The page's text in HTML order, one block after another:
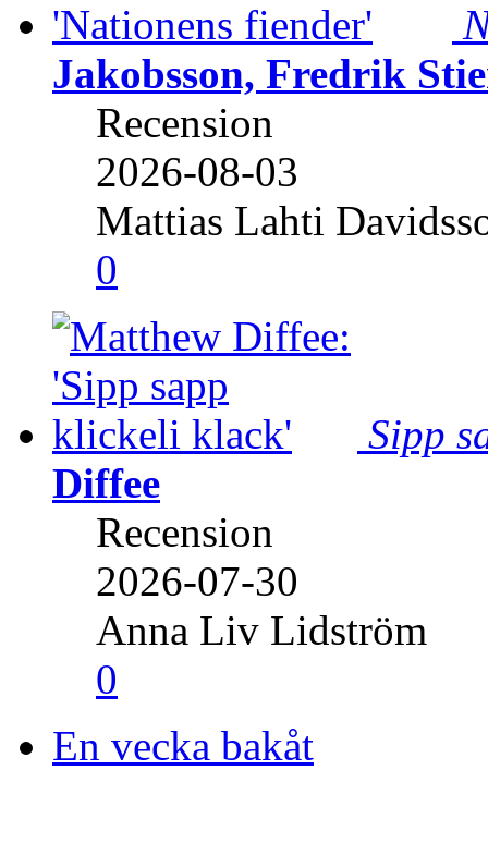
Jakobsson, Fredrik
Recension
2026-08-03
Mattias Lahti
0
Sipp
Diffee
Recension
2026-07-30
Anna Liv Lidström
0
En vecka bakåt